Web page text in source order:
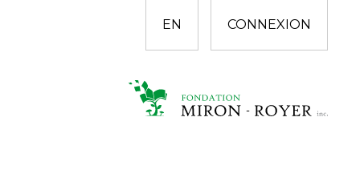
EN CONNEXION